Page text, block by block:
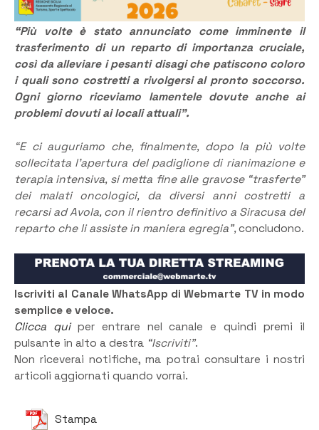
“Più volte è stato annunciato come imminente il
trasferimento di un reparto di importanza cruciale,
così da alleviare i pesanti disagi che patiscono coloro
i quali sono costretti a rivolgersi al pronto soccorso.
Ogni giorno riceviamo lamentele dovute anche ai
problemi dovuti ai locali attuali”.
“E ci auguriamo che, finalmente, dopo la più volte
sollecitata l’apertura del padiglione di rianimazione e
terapia intensiva, si metta fine alle gravose “trasferte”
dei malati oncologici, da diversi anni costretti a
recarsi ad Avola, con il rientro definitivo a Siracusa del
reparto che li assiste in maniera egregia”, concludono.
Iscriviti al Canale WhatsApp di Webmarte TV in modo
semplice e veloce.
Clicca quiper entrare nel canale e quindi premi il
pulsante in alto a destra “Iscriviti”.
Non riceverai notifiche, ma potrai consultare i nostri
articoli aggiornati quando vorrai.
Stampa